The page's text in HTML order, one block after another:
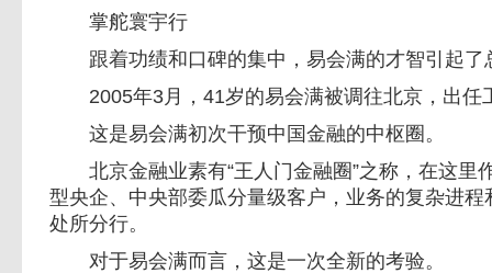
掌舵寰宇行
跟着功绩和口碑的集中，易会满的才智引起了
2005年3月，41岁的易会满被调往北京，出任
这是易会满初次干预中国金融的中枢圈。
北京金融业素有“王人门金融圈”之称，在这里
型央企、中央部委瓜分量级客户，业务的复杂进
处所分行。
对于易会满而言，这是一次全新的考验。